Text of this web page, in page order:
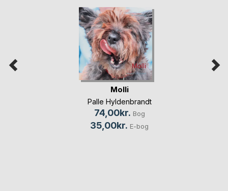
Molli
Palle Hyldenbrandt
74,00kr. Bog
35,00kr. E-bog